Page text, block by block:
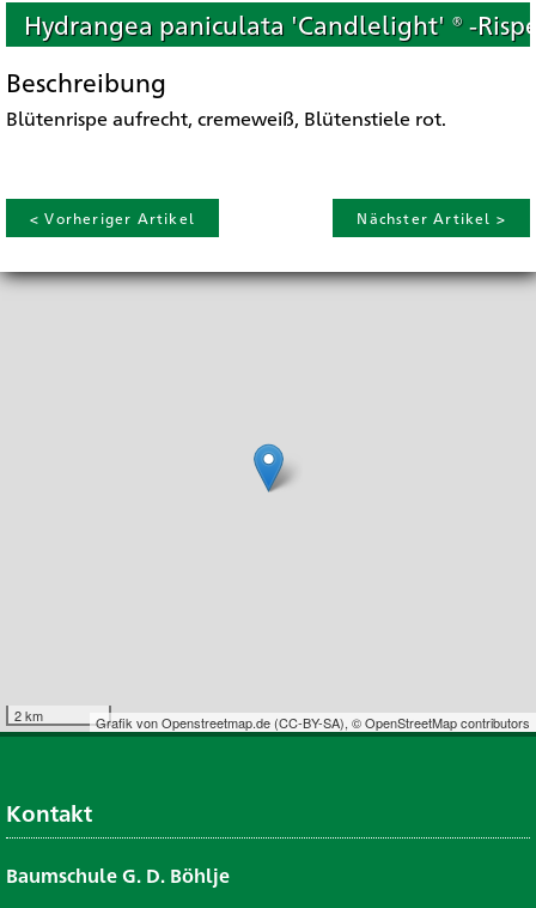
Hydrangea paniculata 'Candlelight' ® -
Beschreibung
Blütenrispe aufrecht, cremeweiß, Blütenstiele rot.
< Vorheriger Artikel Nächster Artikel >
2 km Grafik vonOpenstreetmap.de (CC-BY-SA), © OpenStreetMap contributors
Kontakt
Baumschule G. D. Böhlje